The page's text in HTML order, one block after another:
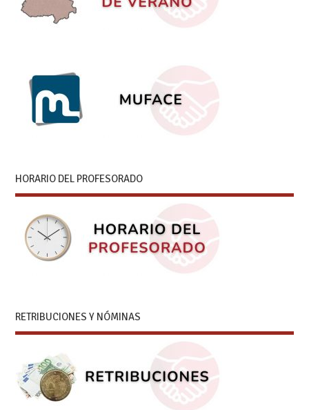
HORARIO DEL PROFESORADO
RETRIBUCIONES Y NÓMINAS